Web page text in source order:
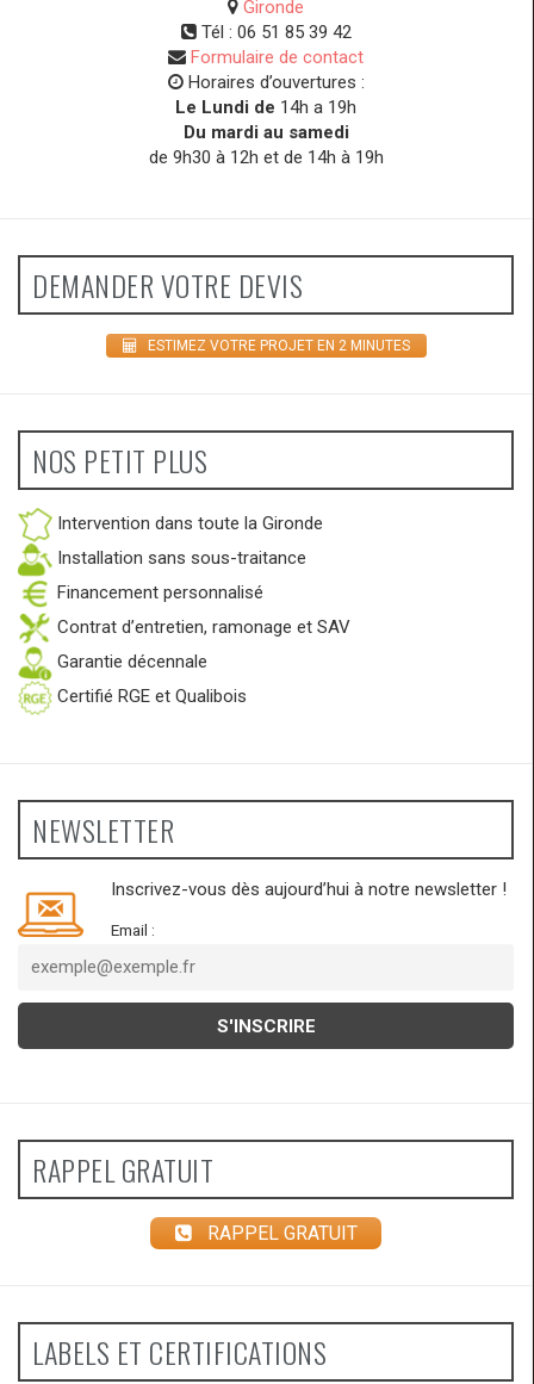
Gironde
Tél : 06 51 85 39 42
Formulaire de contact
Horaires d’ouvertures :
Le Lundi de 14h a 19h
Du mardi au samedi
de 9h30 à 12h et de 14h à 19h
DEMANDER VOTRE DEVIS
ESTIMEZ VOTRE PROJET EN 2 MINUTES
NOS PETIT PLUS
Intervention dans toute la Gironde
Installation sans sous-traitance
Financement personnalisé
Contrat d’entretien, ramonage et SAV
Garantie décennale
Certifié RGE et Qualibois
NEWSLETTER
Inscrivez-vous dès aujourd’hui à notre newsletter !
Email :
RAPPEL GRATUIT
RAPPEL GRATUIT
LABELS ET CERTIFICATIONS